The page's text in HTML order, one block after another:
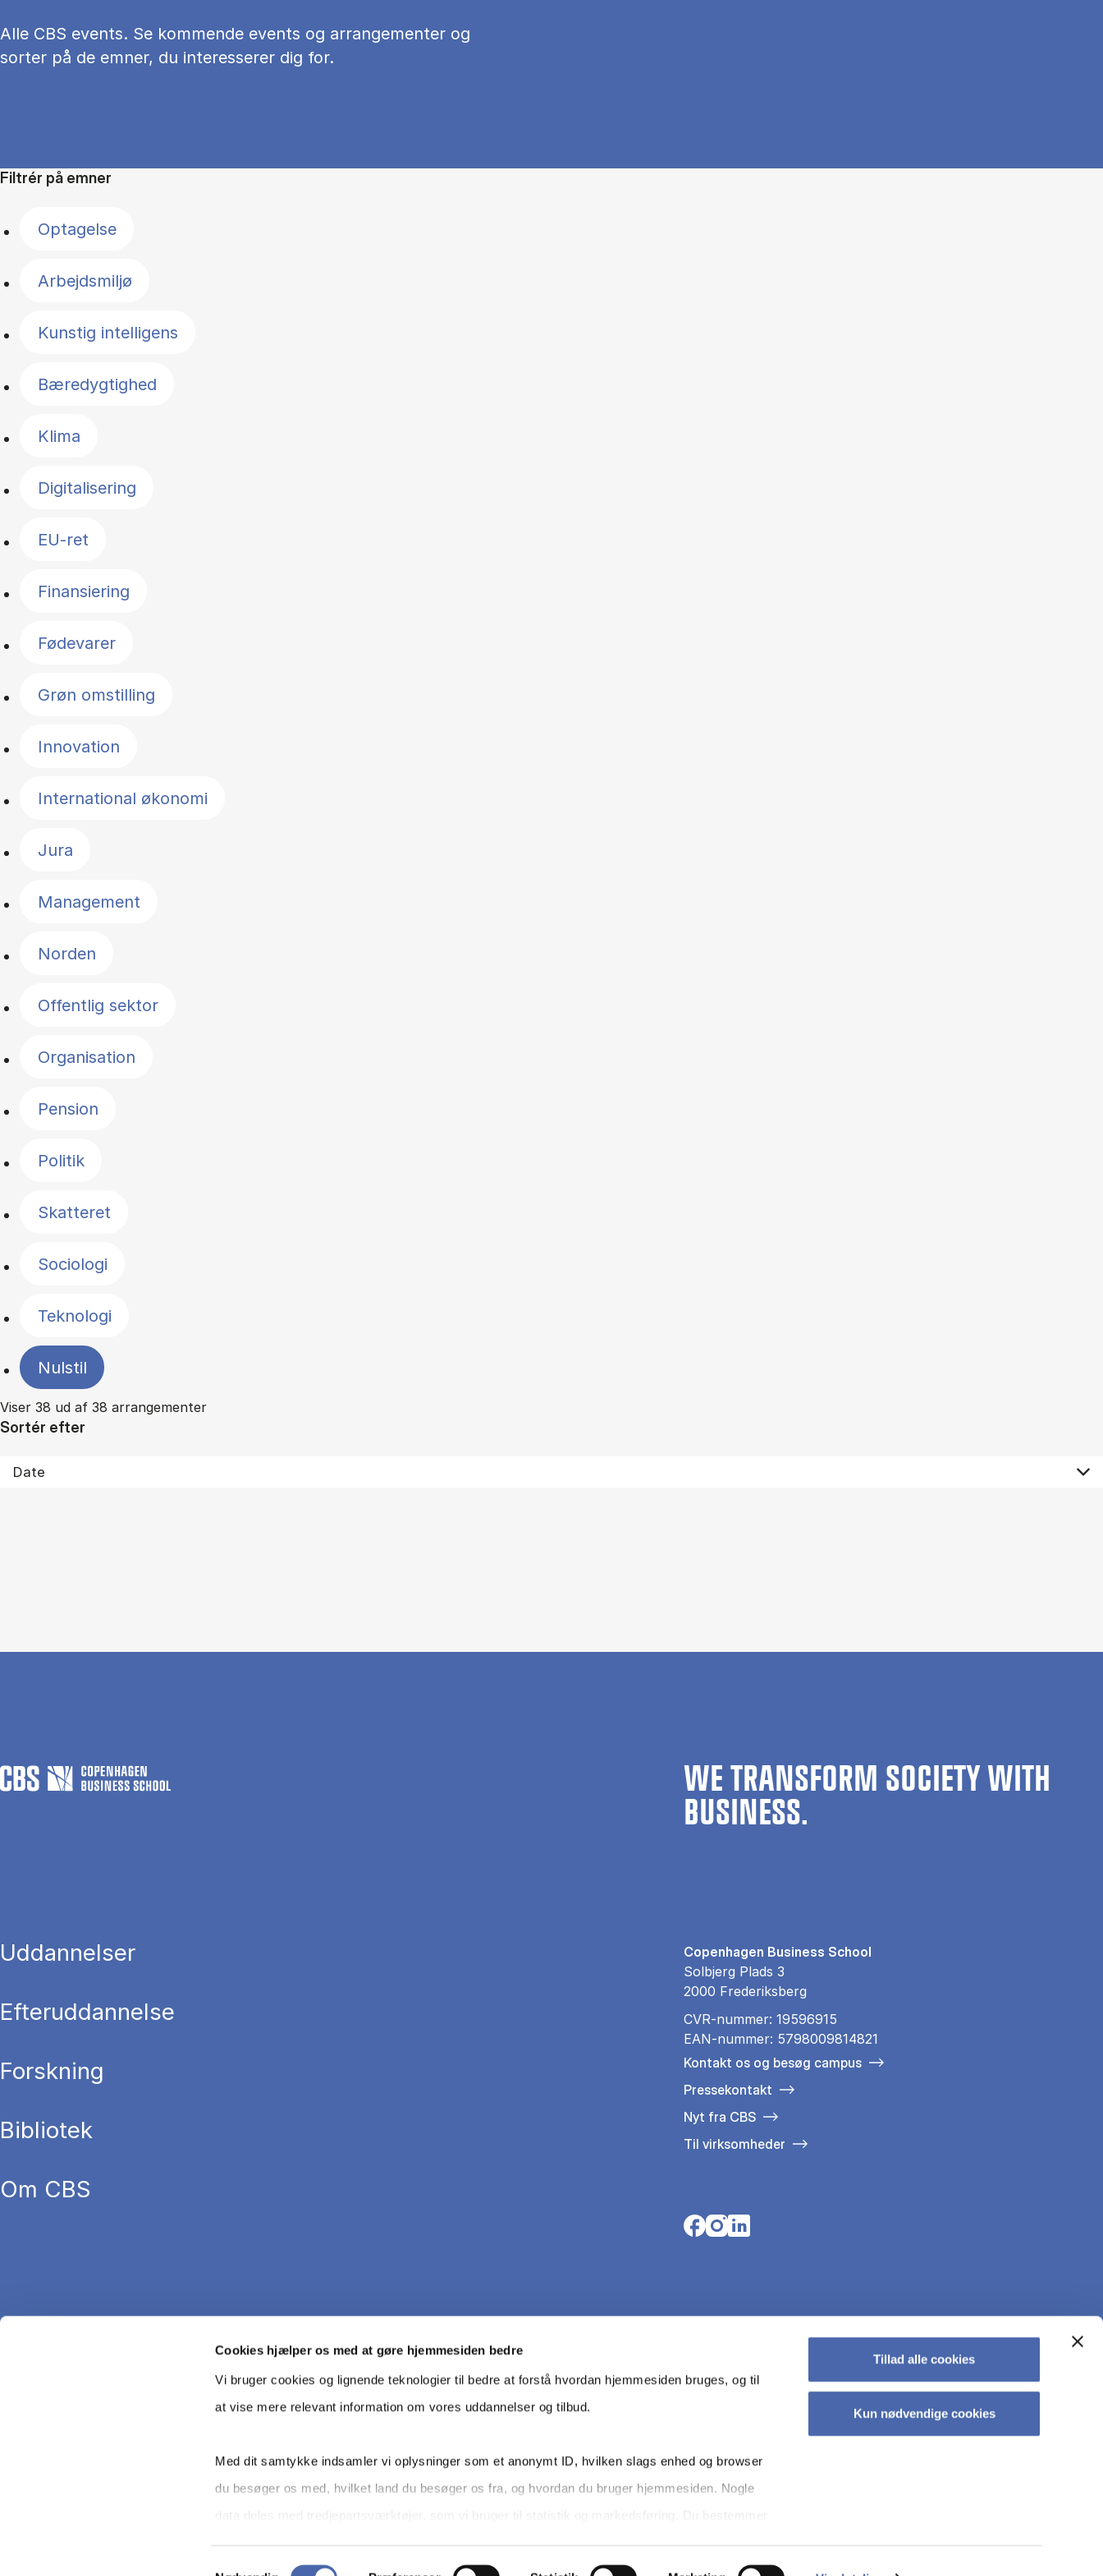
Cookies hjælper os med at gøre hjemmesiden bedre
Vi bruger cookies og lignende teknologier til bedre at forstå hvordan hjemmesiden bruges, og til
at vise mere relevant information om vores uddannelser og tilbud.
Med dit samtykke indsamler vi oplysninger som et anonymt ID, hvilken slags enhed og browser
du besøger os med, hvilket land du besøger os fra, og hvordan du bruger hjemmesiden. Nogle
Samtykkevalg
Tillad alle cookies
Kun nødvendige cookies
Alle CBS events. Se kommende events og arrangementer og
sorter på de emner, du interesserer dig for.
Filtrér på emner
Optagelse
Arbejdsmiljø
Kunstig intelligens
Bæredygtighed
Klima
Digitalisering
EU-ret
Finansiering
Fødevarer
Grøn omstilling
Innovation
International økonomi
Jura
Management
Norden
Offentlig sektor
Organisation
Pension
Politik
Skatteret
Sociologi
Teknologi
Nulstil
Viser 38 ud af 38 arrangementer
Sortér efter
WE TRANSFORM SOCIETY WITH
BUSINESS.
Uddannelser
Efteruddannelse
Forskning
Bibliotek
Om CBS
Copenhagen Business School
Solbjerg Plads 3
2000 Frederiksberg
CVR-nummer: 19596915
EAN-nummer: 5798009814821
Kontakt os og besøg campus
Pressekontakt
Nyt fra CBS
Til virksomheder
Opens in a new tab
Opens in a new tab
Opens in a new tab